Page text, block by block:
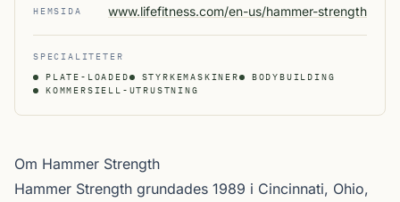
HEMSIDA www.lifefitness.com/en-us/hammer-strength
SPECIALITETER
PLATE-LOADED
STYRKEMASKINER
BODYBUILDING
KOMMERSIELL-UTRUSTNING
Om Hammer Strength
Hammer Strength grundades 1989 i Cincinnati, Ohio,